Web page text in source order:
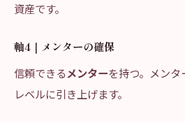
資産です。
軸4｜メンターの確保
信頼できるメンターを持つ。メン
レベルに引き上げます。